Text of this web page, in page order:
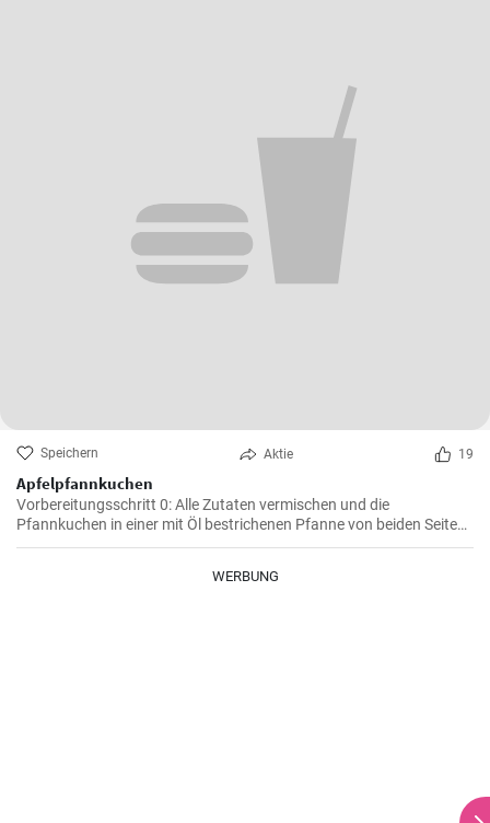
Speichern Aktie 19
Apfelpfannkuchen
Vorbereitungsschritt 0: Alle Zutaten vermischen und die
Pfannkuchen in einer mit Öl bestrichenen Pfanne von beiden Seiten
braten.
WERBUNG